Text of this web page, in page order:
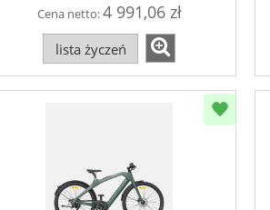
Cena netto:4 991,06 zł
lista życzeń